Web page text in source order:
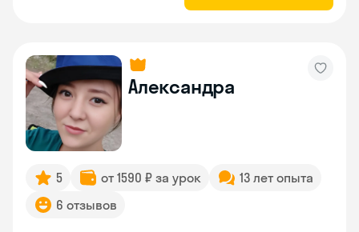
Александра
5 от 1590 ₽ за урок
13 лет опыта
6 отзывов